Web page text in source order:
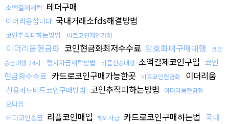
소액결제세탁 테더구매
이더리움삽니다 국내거래소fds해결방법
코인추적피하는방법 비트코인개인거래
이더리움현금화 코인현금화최저수수료 암호화폐구매대행
코인
송금대행 24시
정치자금세탁방법 리플전송대행 소액결제코인구입 코인
현금화수수료 카드로코인구매가능한곳 비트코인현금화 이더리움
신용카드비트코인구매방법 코인추적피하는방법 이더리움현금화
오다집
테더코인송금 리플코인매입 해외자금 카드로코인구매하는법 국내